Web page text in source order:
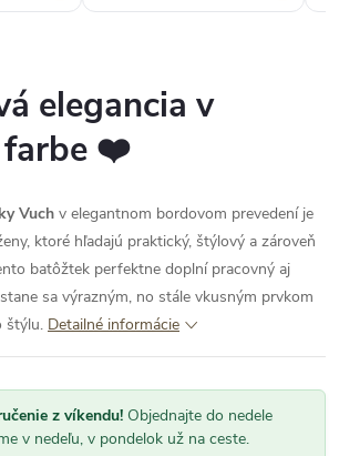
elegancia v
farbe ❤️
Vuch v elegantnom bordovom prevedení je
ktoré hľadajú praktický, štýlový a zároveň
batôžtek perfektne doplní pracovný aj
sa výrazným, no stále vkusným prvkom
štýlu. Detailné informácie
z víkendu! Objednajte do nedele
v nedeľu, v pondelok už na ceste.